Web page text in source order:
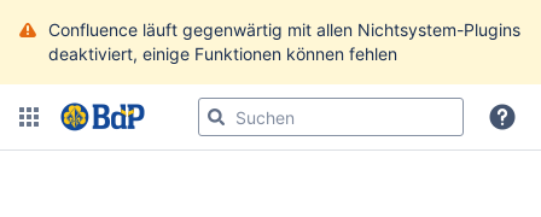
Confluence läuft gegenwärtig mit allen Nichtsystem-Plugins
deaktiviert, einige Funktionen können fehlen
Bereiche